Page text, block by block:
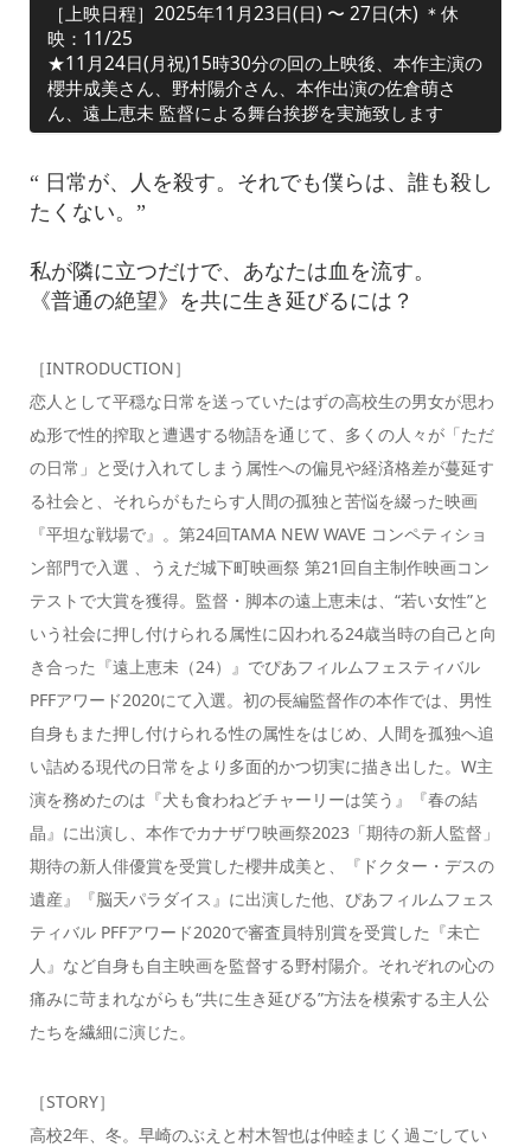
［上映日程］2025年11月23日(日) 〜 27日(木) ＊休
映：11/25
★11月24日(月祝)15時30分の回の上映後、本作主演の
櫻井成美さん、野村陽介さん、本作出演の佐倉萌さ
ん、遠上恵未 監督による舞台挨拶を実施致します
“ 日常が、人を殺す。それでも僕らは、誰も殺し
たくない。”
私が隣に立つだけで、あなたは血を流す。
《普通の絶望》を共に生き延びるには？
［INTRODUCTION］
恋人として平穏な日常を送っていたはずの高校生の男女が思わ
ぬ形で性的搾取と遭遇する物語を通じて、多くの人々が「ただ
の日常」と受け入れてしまう属性への偏見や経済格差が蔓延す
る社会と、それらがもたらす人間の孤独と苦悩を綴った映画
『平坦な戦場で』。第24回TAMA NEW WAVE コンペティショ
ン部門で入選 、うえだ城下町映画祭 第21回自主制作映画コン
テストで大賞を獲得。監督・脚本の遠上恵未は、“若い女性”と
いう社会に押し付けられる属性に囚われる24歳当時の自己と向
き合った『遠上恵未（24）』でぴあフィルムフェスティバル
PFFアワード2020にて入選。初の長編監督作の本作では、男性
自身もまた押し付けられる性の属性をはじめ、人間を孤独へ追
い詰める現代の日常をより多面的かつ切実に描き出した。W主
演を務めたのは『犬も食わねどチャーリーは笑う』『春の結
晶』に出演し、本作でカナザワ映画祭2023「期待の新人監督」
期待の新人俳優賞を受賞した櫻井成美と、『ドクター・デスの
遺産』『脳天パラダイス』に出演した他、ぴあフィルムフェス
ティバル PFFアワード2020で審査員特別賞を受賞した『未亡
人』など自身も自主映画を監督する野村陽介。それぞれの心の
痛みに苛まれながらも“共に生き延びる”方法を模索する主人公
たちを繊細に演じた。
［STORY］
高校2年、冬。早崎のぶえと村木智也は仲睦まじく過ごしてい